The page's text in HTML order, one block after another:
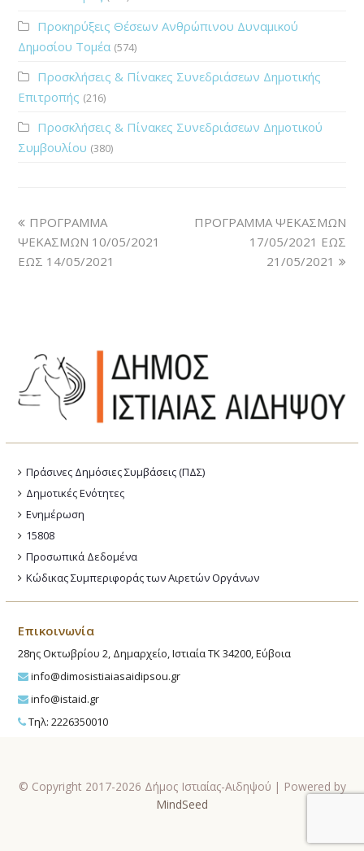
Προκηρύξεις Θέσεων Ανθρώπινου Δυναμικού
Δημοσίου Τομέα (574)
Προσκλήσεις & Πίνακες Συνεδριάσεων Δημοτικής
Επιτροπής (216)
Προσκλήσεις & Πίνακες Συνεδριάσεων Δημοτικού
Συμβουλίου (380)
ΠΡΟΓΡΑΜΜΑ
ΨΕΚΑΣΜΩΝ 10/05/2021
ΕΩΣ 14/05/2021
ΠΡΟΓΡΑΜΜΑ ΨΕΚΑΣΜΩΝ
17/05/2021 ΕΩΣ
21/05/2021
Πράσινες Δημόσιες Συμβάσεις (ΠΔΣ)
Δημοτικές Ενότητες
Ενημέρωση
15808
Προσωπικά Δεδομένα
Κώδικας Συμπεριφοράς των Αιρετών Οργάνων
Επικοινωνία
28ης Οκτωβρίου 2, Δημαρχείο, Ιστιαία ΤΚ 34200, Εύβοια
info@dimosistiaiasaidipsou.gr
info@istaid.gr
Τηλ: 2226350010
© Copyright 2017-2026 Δήμος Ιστιαίας-Αιδηψού | Powered by
MindSeed